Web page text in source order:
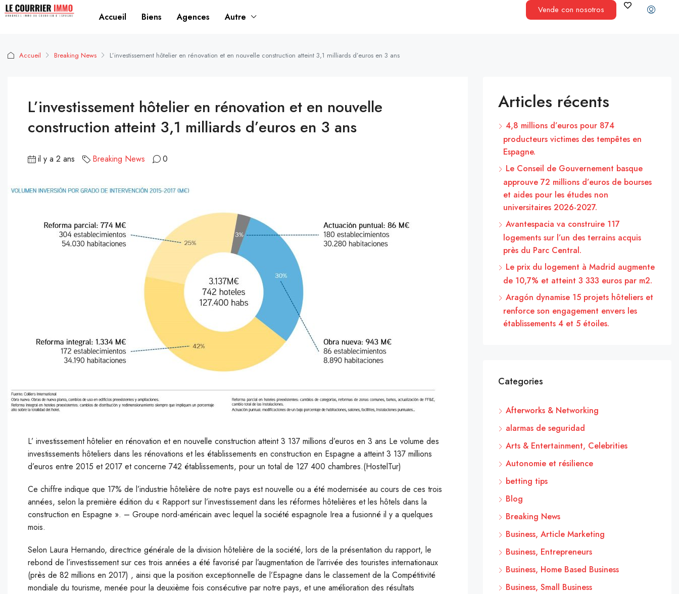
Accueil Biens Agences Autre
Vende con nosotros
Accueil Breaking News L’investissement hôtelier en rénovation et en nouvelle construction atteint 3,1 milliards d’euros en 3 ans
L’investissement hôtelier en rénovation et en nouvelle
construction atteint 3,1 milliards d’euros en 3 ans
il y a 2 ans Breaking News 0
L’ investissement hôtelier en rénovation et en nouvelle construction atteint 3 137 millions d’euros en 3 ans Le volume des
investissements hôteliers dans les rénovations et les établissements en construction en Espagne a atteint 3 137 millions
d’euros entre 2015 et 2017 et concerne 742 établissements, pour un total de 127 400 chambres.(HostelTur)
Ce chiffre indique que 17% de l’industrie hôtelière de notre pays est nouvelle ou a été modernisée au cours de ces trois
années, selon la première édition du « Rapport sur l’investissement dans les réformes hôtelières et les hôtels dans la
construction en Espagne ». – Groupe nord-américain avec lequel la société espagnole Irea a fusionné il y a quelques
mois.
Selon Laura Hernando, directrice générale de la division hôtelière de la société, lors de la présentation du rapport, le
rebond de l’investissement sur ces trois années a été favorisé par l’augmentation de l’arrivée des touristes internationaux
(près de 82 millions en 2017) , ainsi que la position exceptionnelle de l’Espagne dans le classement de la Compétitivité
mondiale du tourisme, menée pour la deuxième fois consécutive par notre pays, et une amélioration des résultats
Articles récents
4,8 millions d’euros pour 874
producteurs victimes des tempêtes en
Espagne.
Le Conseil de Gouvernement basque
approuve 72 millions d’euros de bourses
et aides pour les études non
universitaires 2026-2027.
Avantespacia va construire 117
logements sur l’un des terrains acquis
près du Parc Central.
Le prix du logement à Madrid augmente
de 10,7% et atteint 3 333 euros par m2.
Aragón dynamise 15 projets hôteliers et
renforce son engagement envers les
établissements 4 et 5 étoiles.
Categories
Afterworks & Networking
alarmas de seguridad
Arts & Entertainment, Celebrities
Autonomie et résilience
betting tips
Blog
Breaking News
Business, Article Marketing
Business, Entrepreneurs
Business, Home Based Business
Business, Small Business